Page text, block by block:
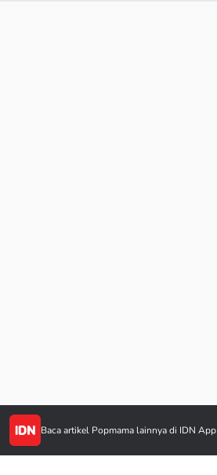
Baca artikel Popmama lainnya di IDN App